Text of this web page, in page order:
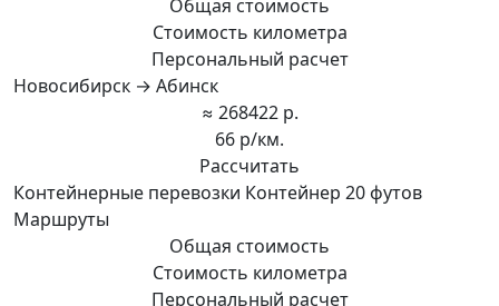
Общая стоимость
Стоимость километра
Персональный расчет
Новосибирск → Абинск
≈ 268422 р.
66 р/км.
Рассчитать
Контейнерные перевозки Контейнер 20 футов
Маршруты
Общая стоимость
Стоимость километра
Персональный расчет